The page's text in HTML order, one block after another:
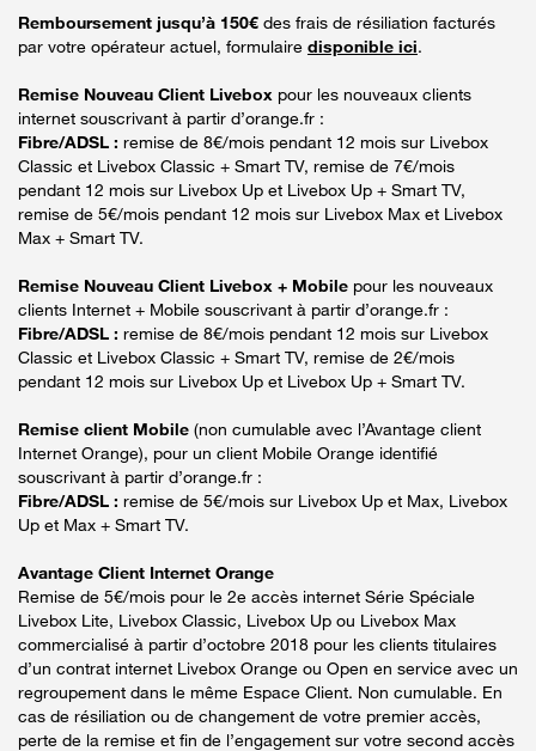
Remboursement jusqu’à 150€ des frais de résiliation facturés
par votre opérateur actuel, formulaire disponible ici.
Remise Nouveau Client Livebox pour les nouveaux clients
internet souscrivant à partir d’orange.fr :
Fibre/ADSL : remise de 8€/mois pendant 12 mois sur Livebox
Classic et Livebox Classic + Smart TV, remise de 7€/mois
pendant 12 mois sur Livebox Up et Livebox Up + Smart TV,
remise de 5€/mois pendant 12 mois sur Livebox Max et Livebox
Max + Smart TV.
Remise Nouveau Client Livebox + Mobile pour les nouveaux
clients Internet + Mobile souscrivant à partir d’orange.fr :
Fibre/ADSL : remise de 8€/mois pendant 12 mois sur Livebox
Classic et Livebox Classic + Smart TV, remise de 2€/mois
pendant 12 mois sur Livebox Up et Livebox Up + Smart TV.
Remise client Mobile (non cumulable avec l’Avantage client
Internet Orange), pour un client Mobile Orange identifié
souscrivant à partir d’orange.fr :
Fibre/ADSL : remise de 5€/mois sur Livebox Up et Max, Livebox
Up et Max + Smart TV.
Avantage Client Internet Orange
Remise de 5€/mois pour le 2e accès internet Série Spéciale
Livebox Lite, Livebox Classic, Livebox Up ou Livebox Max
commercialisé à partir d’octobre 2018 pour les clients titulaires
d’un contrat internet Livebox Orange ou Open en service avec un
regroupement dans le même Espace Client. Non cumulable. En
cas de résiliation ou de changement de votre premier accès,
perte de la remise et fin de l’engagement sur votre second accès